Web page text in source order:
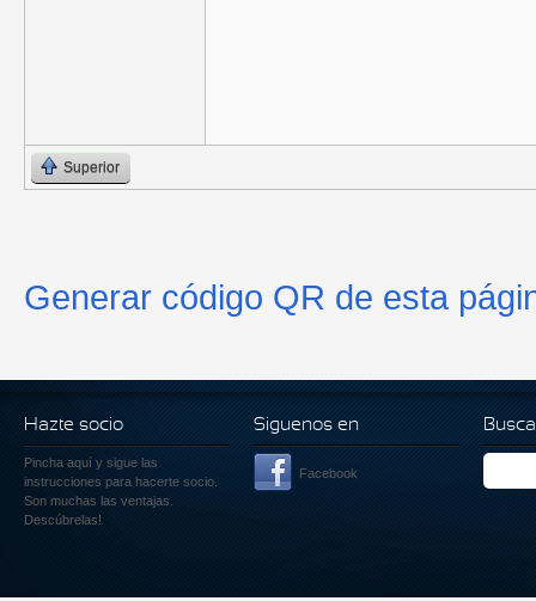
Superior
Generar código QR de esta
Hazte socio
Pincha aquí y sigue las
instrucciones para hacerte socio.
Son muchas las ventajas.
Descúbrelas!
Siguenos en
Facebook